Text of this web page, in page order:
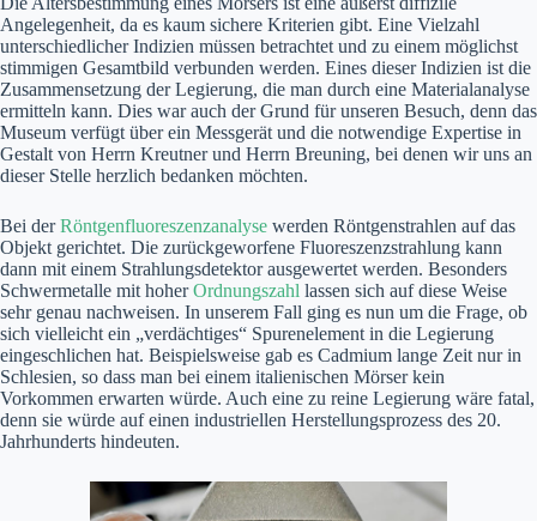
Angelegenheit, da es kaum sichere Kriterien gibt. Eine Vielzahl
unterschiedlicher Indizien müssen betrachtet und zu einem möglichst
stimmigen Gesamtbild verbunden werden. Eines dieser Indizien ist die
Zusammensetzung der Legierung, die man durch eine Materialanalyse
ermitteln kann. Dies war auch der Grund für unseren Besuch, denn das
Museum verfügt über ein Messgerät und die notwendige Expertise in
Gestalt von Herrn Kreutner und Herrn Breuning, bei denen wir uns an
dieser Stelle herzlich bedanken möchten.
Bei derRöntgenfluoreszenzanalyse werden Röntgenstrahlen auf das
Objekt gerichtet. Die zurückgeworfene Fluoreszenzstrahlung kann
dann mit einem Strahlungsdetektor ausgewertet werden. Besonders
Schwermetalle mit hoherOrdnungszahl lassen sich auf diese Weise
sehr genau nachweisen. In unserem Fall ging es nun um die Frage, ob
sich vielleicht ein „verdächtiges“ Spurenelement in die Legierung
eingeschlichen hat. Beispielsweise gab es Cadmium lange Zeit nur in
Schlesien, so dass man bei einem italienischen Mörser kein
Vorkommen erwarten würde. Auch eine zu reine Legierung wäre fatal,
denn sie würde auf einen industriellen Herstellungsprozess des 20.
Jahrhunderts hindeuten.